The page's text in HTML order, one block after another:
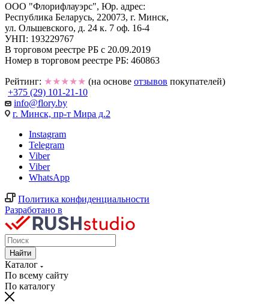
ООО "Флорифлауэрс", Юр. адрес:
Республика Беларусь, 220073, г. Минск,
ул. Ольшевского, д. 24 к. 7 оф. 16-4
УНП: 193229767
В торговом реестре РБ с 20.09.2019
Номер в торговом реестре РБ: 460863
Рейтинг: ★★★★★ (на основе отзывов покупателей)
+375 (29) 101-21-10
info@flory.by
г. Минск, пр-т Мира д.2
Instagram
Telegram
Viber
Viber
WhatsApp
Политика конфиденциальности
Разработано в
Найти
Каталог
По всему сайту
По каталогу